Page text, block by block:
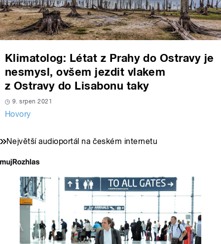
Klimatolog: Létat z Prahy do Ostravy je
nesmysl, ovšem jezdit vlakem
z Ostravy do Lisabonu taky
9. srpen 2021
Hovory
Největší audioportál na českém internetu